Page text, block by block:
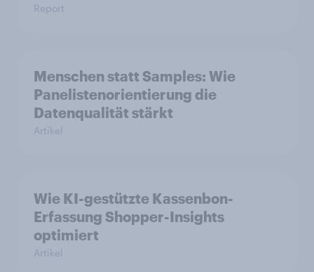
Report
Menschen statt Samples: Wie
Panelistenorientierung die
Datenqualität stärkt
Artikel
Wie KI-gestützte Kassenbon-
Erfassung Shopper-Insights
optimiert
Artikel